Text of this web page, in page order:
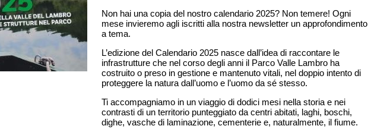
Non hai una copia del nostro calendario 2025? Non temere! Ogni
mese invieremo agli iscritti alla nostra newsletter un approfondimento
a tema.
L’edizione del Calendario 2025 nasce dall’idea di raccontare le
infrastrutture che nel corso degli anni il Parco Valle Lambro ha
costruito o preso in gestione e mantenuto vitali, nel doppio intento di
proteggere la natura dall’uomo e l’uomo da sé stesso.
Ti accompagniamo in un viaggio di dodici mesi nella storia e nei
contrasti di un territorio punteggiato da centri abitati, laghi, boschi,
dighe, vasche di laminazione, cementerie e, naturalmente, il fiume.